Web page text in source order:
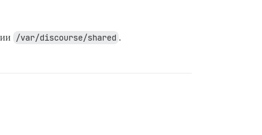
/var/discourse/shared .